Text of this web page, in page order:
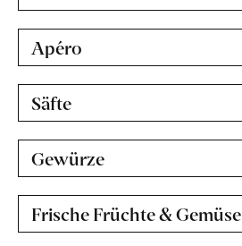
Apéro
Säfte
Gewürze
Frische Früchte & Gemüse